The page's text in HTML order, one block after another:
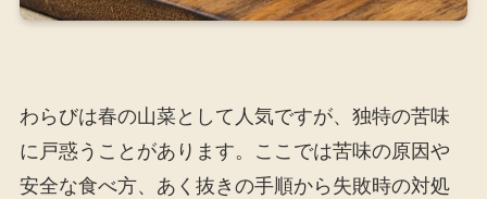
わらびは春の山菜として人気ですが、独特の苦味
に戸惑うことがあります。ここでは苦味の原因や
安全な食べ方、あく抜きの手順から失敗時の対処